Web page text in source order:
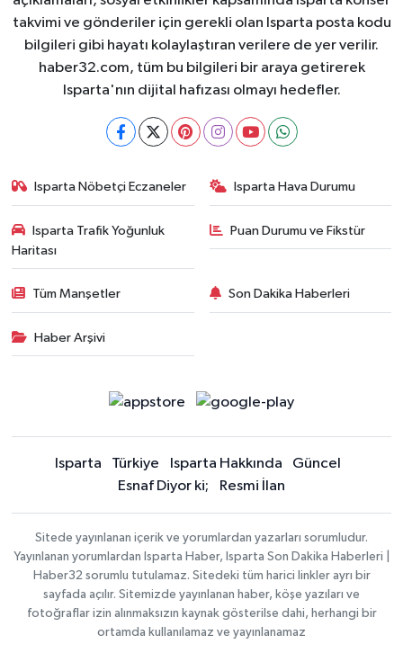
takvimi ve gönderiler için gerekli olan Isparta posta kodu
bilgileri gibi hayatı kolaylaştıran verilere de yer verilir.
haber32.com, tüm bu bilgileri bir araya getirerek
Isparta'nın dijital hafızası olmayı hedefler.
Isparta Nöbetçi Eczaneler Isparta Hava Durumu
Isparta Trafik Yoğunluk
Haritası
Puan Durumu ve Fikstür
Tüm Manşetler Son Dakika Haberleri
Haber Arşivi
Isparta Türkiye Isparta Hakkında
Güncel
Esnaf Diyor ki;
Resmi İlan
Sitede yayınlanan içerik ve yorumlardan yazarları sorumludur.
Yayınlanan yorumlardan Isparta Haber, Isparta Son Dakika Haberleri |
Haber32 sorumlu tutulamaz. Sitedeki tüm harici linkler ayrı bir
sayfada açılır. Sitemizde yayınlanan haber, köşe yazıları ve
fotoğraflar izin alınmaksızın kaynak gösterilse dahi, herhangi bir
ortamda kullanılamaz ve yayınlanamaz